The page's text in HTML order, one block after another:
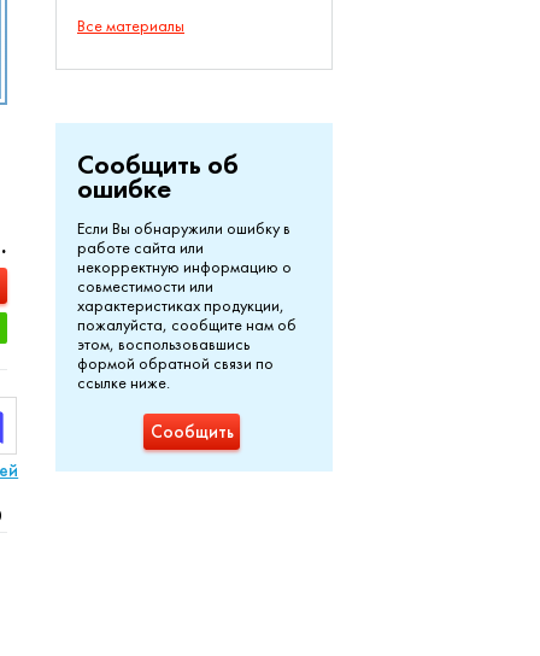
Все материалы
Сообщить об
ошибке
Если Вы обнаружили ошибку в
работе сайта или
некорректную информацию о
совместимости или
характеристиках продукции,
пожалуйста, сообщите нам об
этом, воспользовавшись
формой обратной связи по
ссылке ниже.
Сообщить